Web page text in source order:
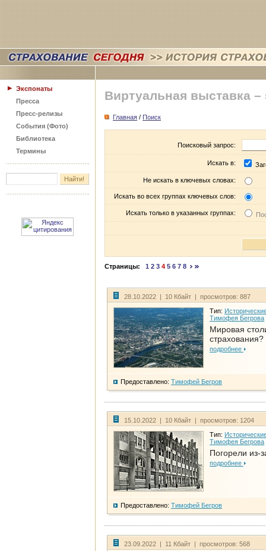
Экспонаты
Пресса
Пресс-релизы
События (Фото)
Библиотека
Термины
Виртуальная выставка –
Главная / Поиск
Поисковый запрос:
Искать в:
Не искать в ключевых словах:
Искать во всех группах ключевых слов:
Искать только в указанных группах:
Страницы: 1 2 3 4 5 6 7 8
28.10.2022 | 10 Кбайт | просмотров: 887
Тип:
Тимофея Бегрова
Мировая
страхования?
подробнее
Предоставлено: Тимофей Бегров
15.10.2022 | 10 Кбайт | просмотров: 1204
Тип:
Тимофея Бегрова
Погорели из-
подробнее
Предоставлено: Тимофей Бегров
23.09.2022 | 11 Кбайт | просмотров: 568